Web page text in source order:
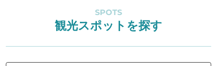
SPOTS
観光スポットを探す